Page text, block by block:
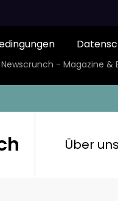
Newscrunch - Magazine &
Über uns